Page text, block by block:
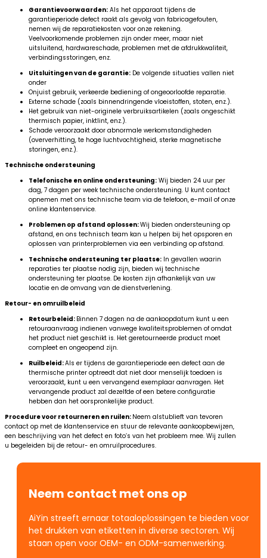
Garantievoorwaarden: Als het apparaat tijdens de
garantieperiode defect raakt als gevolg van fabricagefouten,
nemen wij de reparatiekosten voor onze rekening.
Veelvoorkomende problemen zijn onder meer, maar niet
uitsluitend, hardwareschade, problemen met de afdrukkwaliteit,
verbindingsstoringen, enz.
Uitsluitingen van de garantie: De volgende situaties vallen niet
onder
Onjuist gebruik, verkeerde bediening of ongeoorloofde reparatie.
Externe schade (zoals binnendringende vloeistoffen, stoten, enz.).
Het gebruik van niet-originele verbruiksartikelen (zoals ongeschikt
thermisch papier, inktlint, enz.).
Schade veroorzaakt door abnormale werkomstandigheden
(oververhitting, te hoge luchtvochtigheid, sterke magnetische
storingen, enz.).
Technische ondersteuning
Telefonische en online ondersteuning: Wij bieden 24 uur per
dag, 7 dagen per week technische ondersteuning. U kunt contact
opnemen met ons technische team via de telefoon, e-mail of onze
online klantenservice.
Problemen op afstand oplossen:Wij bieden ondersteuning op
afstand, en ons technisch team kan u helpen bij het opsporen en
oplossen van printerproblemen via een verbinding op afstand.
Technische ondersteuning ter plaatse: In gevallen waarin
reparaties ter plaatse nodig zijn, bieden wij technische
ondersteuning ter plaatse. De kosten zijn afhankelijk van uw
locatie en de omvang van de dienstverlening.
Retour- en omruilbeleid
Retourbeleid: Binnen 7 dagen na de aankoopdatum kunt u een
retouraanvraag indienen vanwege kwaliteitsproblemen of omdat
het product niet geschikt is. Het geretourneerde product moet
compleet en ongeopend zijn.
Ruilbeleid:Als er tijdens de garantieperiode een defect aan de
thermische printer optreedt dat niet door menselijk toedoen is
veroorzaakt, kunt u een vervangend exemplaar aanvragen. Het
vervangende product zal dezelfde of een betere configuratie
hebben dan het oorspronkelijke product.
Procedure voor retourneren en ruilen: Neem alstublieft van tevoren
contact op met de klantenservice en stuur de relevante aankoopbewijzen,
een beschrijving van het defect en foto’s van het probleem mee. Wij zullen
u begeleiden bij de retour- en omruilprocedures.
Neem contact met ons op
AiYin streeft ernaar totaaloplossingen te bieden voor
het drukken van etiketten in diverse sectoren. Wij
staan open voor OEM- en ODM-samenwerking.